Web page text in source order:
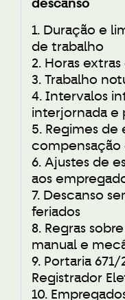
descanso
1. Duração e
de trabalho
2. Horas
3. Trabalho
4. Intervalos
interjornada e
5. Regimes de
compensação
6. Ajustes de
aos
7. Descanso
feriados
8. Regras
manual e
9. Portaria
Registrador
10.